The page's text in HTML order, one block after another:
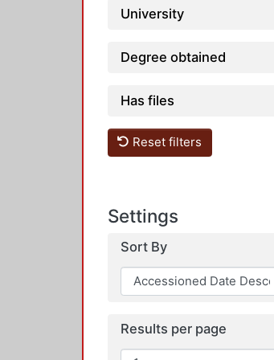
University
Degree obtained
Has files
Reset filters
Settings
Sort By
Results per page